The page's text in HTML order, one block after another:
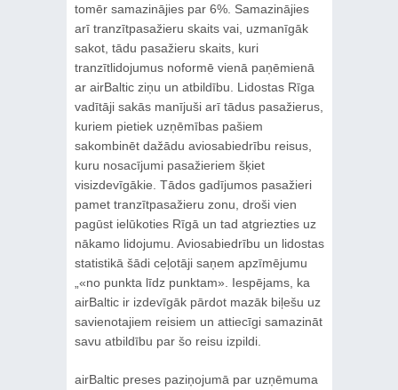
tomēr samazinājies par 6%. Samazinājies
arī tranzītpasažieru skaits vai, uzmanīgāk
sakot, tādu pasažieru skaits, kuri
tranzītlidojumus noformē vienā paņēmienā
ar airBaltic ziņu un atbildību. Lidostas Rīga
vadītāji sakās manījuši arī tādus pasažierus,
kuriem pietiek uzņēmības pašiem
sakombinēt dažādu aviosabiedrību reisus,
kuru nosacījumi pasažieriem šķiet
visizdevīgākie. Tādos gadījumos pasažieri
pamet tranzītpasažieru zonu, droši vien
pagūst ielūkoties Rīgā un tad atgriezties uz
nākamo lidojumu. Aviosabiedrību un lidostas
statistikā šādi ceļotāji saņem apzīmējumu
„«no punkta līdz punktam». Iespējams, ka
airBaltic ir izdevīgāk pārdot mazāk biļešu uz
savienotajiem reisiem un attiecīgi samazināt
savu atbildību par šo reisu izpildi.
airBaltic preses paziņojumā par uzņēmuma